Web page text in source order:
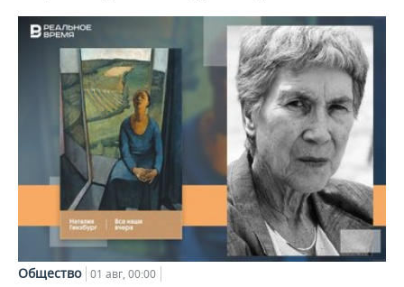
Общество 01 авг, 00:00